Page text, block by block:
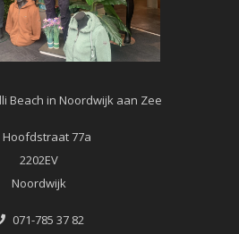
Beach in Noordwijk aan Zee
Hoofdstraat 77a
2202EV
Noordwijk
071-785 37 82